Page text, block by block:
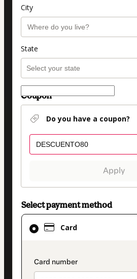
City
State
Coupon
Do you have a coupon?
Apply
Select payment method
Card
Card
selected
method